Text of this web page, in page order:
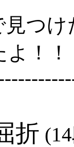
見つ
！！
折